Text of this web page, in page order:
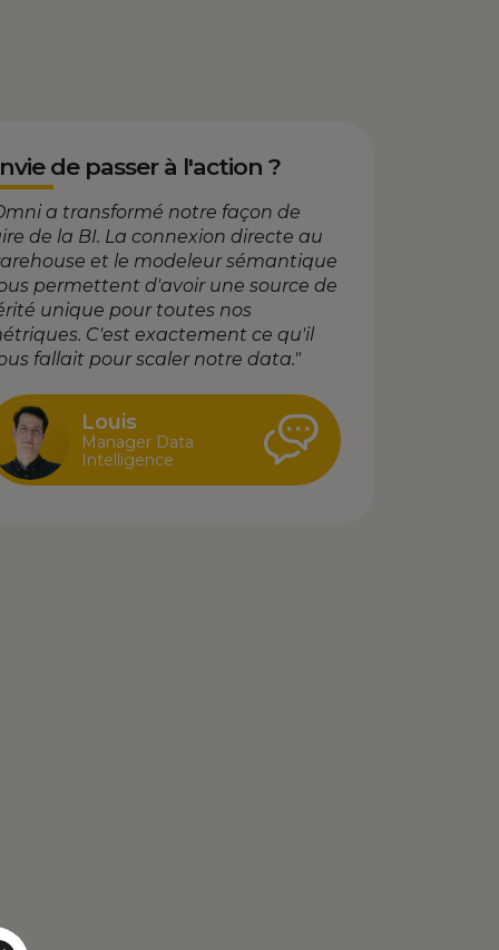
de passer à l'action ?
a transformé notre façon de
de la BI. La connexion directe au
et le modeleur sémantique
permettent d'avoir une source de
unique pour toutes nos
C'est exactement ce qu'il
fallait pour scaler notre data."
Louis
Manager Data
Intelligence